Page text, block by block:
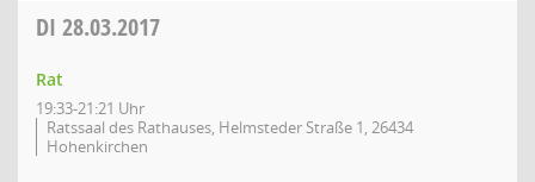
DI 28.03.2017
Rat
19:33-21:21 Uhr
Ratssaal des Rathauses, Helmsteder Straße 1, 26434
Hohenkirchen